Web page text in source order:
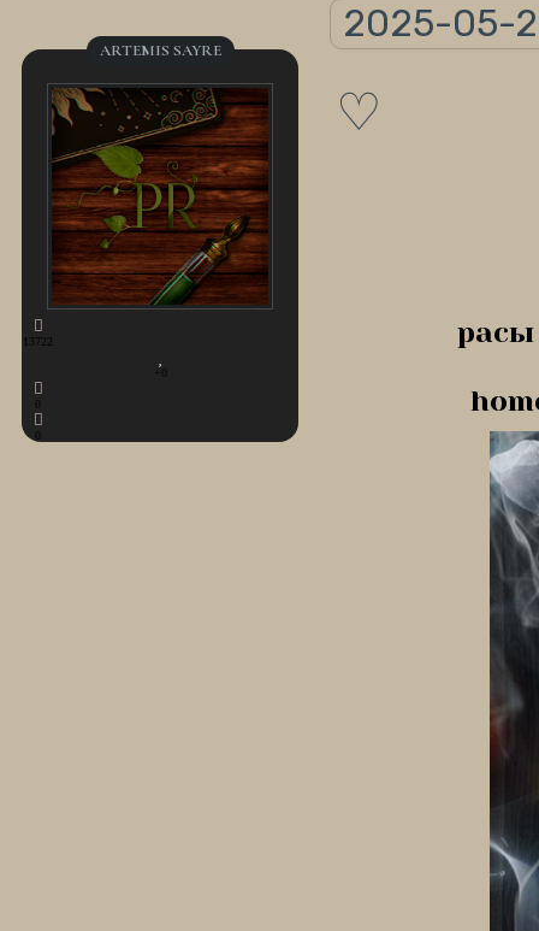
2025-05-
ARTEMIS SAYRE
13722
+0
♡
расы